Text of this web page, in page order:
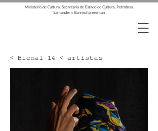
Ministerio de Cultura, Secretaría de Estado de Cultura, Petrobras,
Santander y Banrisul presentan
< Bienal 14 < artistas